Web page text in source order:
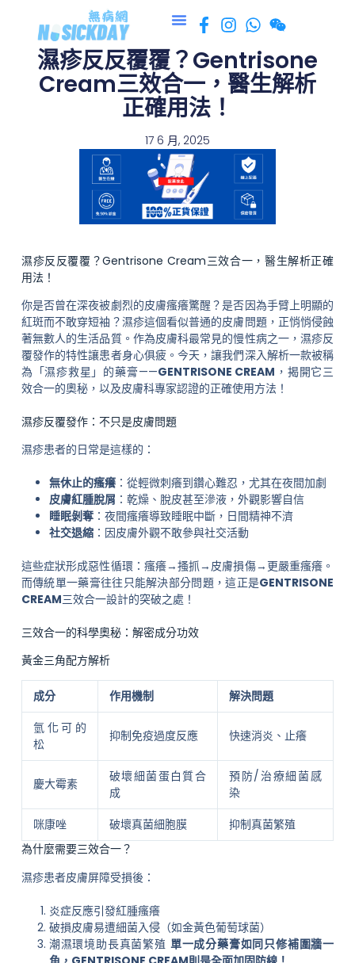
濕疹反反覆覆？Gentrisone
Cream三效合一，醫生解析
正確用法！
17 6 月, 2025
濕疹反反覆覆？Gentrisone Cream三效合一，醫生解析正確
用法！
你是否曾在深夜被劇烈的皮膚瘙癢驚醒？是否因為手臂上明顯的
紅斑而不敢穿短袖？濕疹這個看似普通的皮膚問題，正悄悄侵蝕
著無數人的生活品質。作為皮膚科最常見的慢性病之一，濕疹反
覆發作的特性讓患者身心俱疲。今天，讓我們深入解析一款被稱
為「濕疹救星」的藥膏——GENTRISONE CREAM ，揭開它三
效合一的奧秘，以及皮膚科專家認證的正確使用方法！
濕疹反覆發作：不只是皮膚問題
濕疹患者的日常是這樣的：
無休止的瘙癢：從輕微刺癢到鑽心難忍，尤其在夜間加劇
皮膚紅腫脫屑 ：乾燥、脫皮甚至滲液，外觀影響自信
睡眠剝奪：夜間瘙癢導致睡眠中斷，日間精神不濟
社交退縮：因皮膚外觀不敢參與社交活動
這些症狀形成惡性循環：瘙癢→搔抓→皮膚損傷→更嚴重瘙癢。
而傳統單一藥膏往往只能解決部分問題，這正是GENTRISONE
CREAM三效合一設計的突破之處！
三效合一的科學奧秘：解密成分功效
黃金三角配方解析
成分 作用機制
解決問題
氫化可的
松
抑制免疫過度反應 快速消炎、止癢
慶大霉素
破壞細菌蛋白質合
成
預防/治療細菌感
染
咪康唑
破壞真菌細胞膜
抑制真菌繁殖
為什麼需要三效合一？
濕疹患者皮膚屏障受損後：
炎症反應引發紅腫瘙癢
破損皮膚易遭細菌入侵（如金黃色葡萄球菌）
潮濕環境助長真菌繁殖 單一成分藥膏如同只修補圍牆一